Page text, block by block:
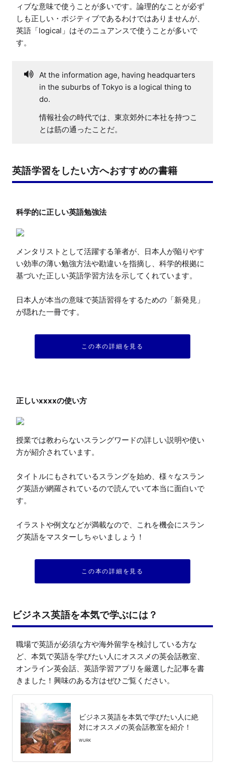
ィブな意味で使うことが多いです。論理的なことが必ず
しも正しい・ポジティブであるわけではありませんが、
英語「logical」はそのニュアンスで使うことが多いで
す。
At the information age, having headquarters
in the suburbs of Tokyo is a logical thing to
do.
情報社会の時代では、東京郊外に本社を持つこ
とは筋の通ったことだ。
英語学習をしたい方へおすすめの書籍
メンタリストとして活躍する筆者が、日本人が陥りやす
い効率の薄い勉強方法や勘違いを指摘し、科学的根拠に
基づいた正しい英語学習方法を示してくれています。
日本人が本当の意味で英語習得をするための「新発見」
が隠れた一冊です。
この本の詳細を見る
授業では教わらないスラングワードの詳しい説明や使い
方が紹介されています。
タイトルにもされているスラングを始め、様々なスラン
グ英語が網羅されているので読んでいて本当に面白いで
す。
イラストや例文などが満載なので、これを機会にスラン
グ英語をマスターしちゃいましょう！
この本の詳細を見る
ビジネス英語を本気で学ぶには？
職場で英語が必須な方や海外留学を検討している方な
ど、本気で英語を学びたい人にオススメの英会話教室、
オンライン英会話、英語学習アプリを厳選した記事を書
きました！興味のある方はぜひご覧ください。
ビジネス英語を本気で学びたい人に絶
対にオススメの英会話教室を紹介！
WURK